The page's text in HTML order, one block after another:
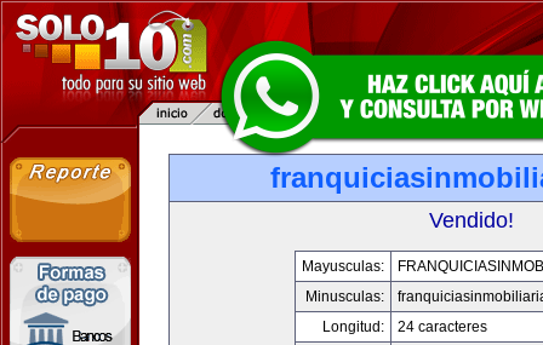
Vendido!
Mayusculas:
Minusculas:
Longitud:
24 caracteres